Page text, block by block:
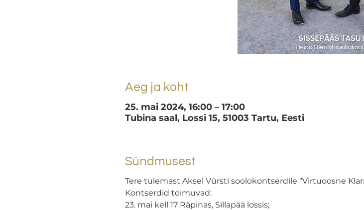
Aeg ja koht
25. mai 2024, 16:00 – 17:00
Tubina saal, Lossi 15, 51003 Tartu, Eesti
Sündmusest
Tere tulemast Aksel Vürsti soolokontserdile “Virtuoosne
Kontserdid toimuvad:
23. mai kell 17 Räpinas, Sillapää lossis;